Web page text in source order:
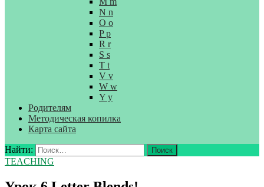
N n
O o
P p
R r
S s
T t
V v
W w
Y y
Родителям
Методическая копилка
Карта сайта
Найти:
TEACHING